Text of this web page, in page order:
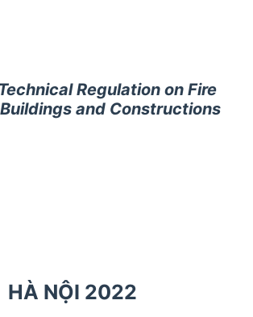
Regulation on Fire
and Constructions
HÀ NỘI 2022